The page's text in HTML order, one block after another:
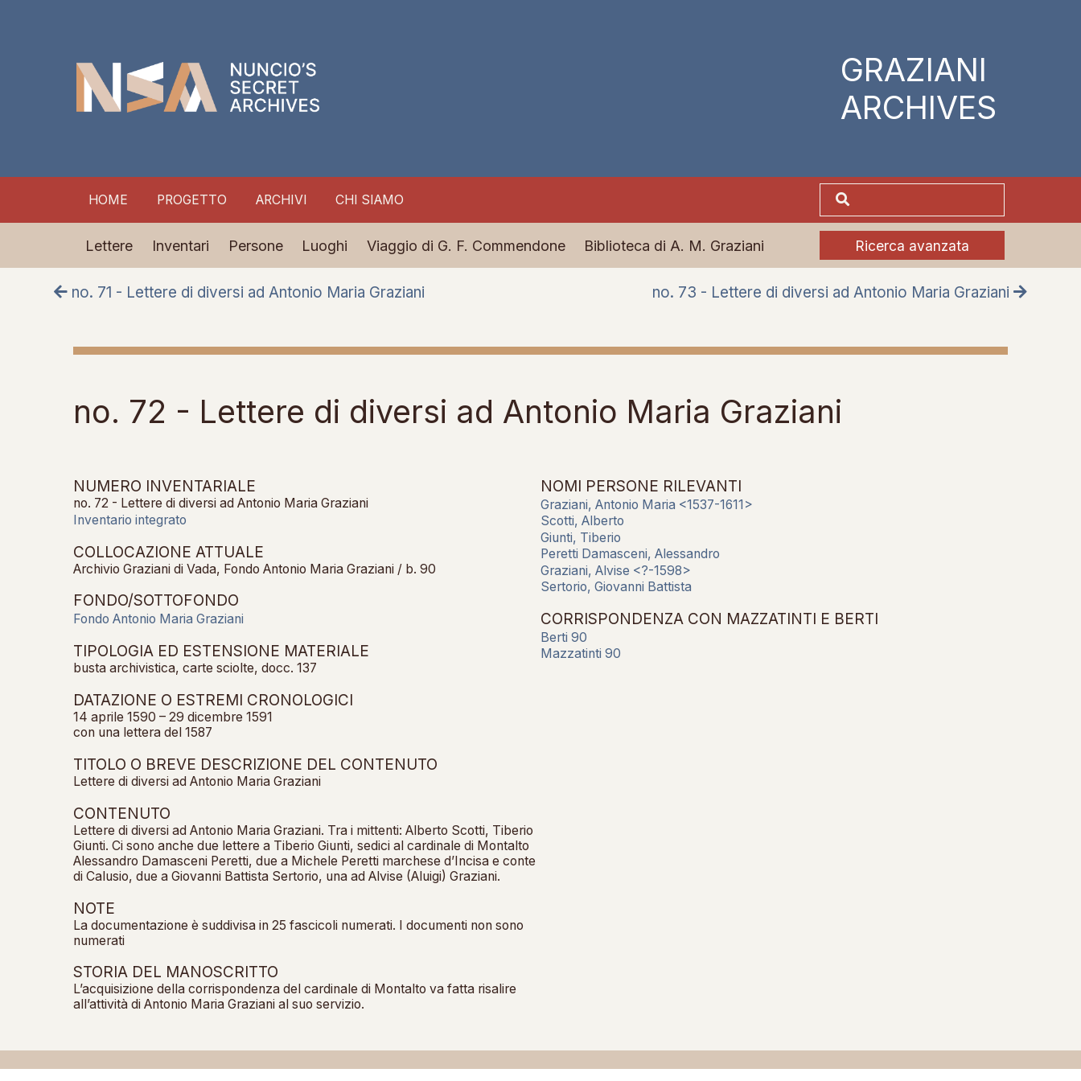
GRAZIANI
ARCHIVES
HOME PROGETTO ARCHIVI CHI SIAMO
Lettere Inventari Persone Luoghi Viaggio di G. F. Commendone Biblioteca di A. M. Graziani Ricerca avanzata
no. 71 - Lettere di diversi ad Antonio Maria Graziani no. 73 - Lettere di diversi ad Antonio Maria Graziani
no. 72 - Lettere di diversi ad Antonio Maria Graziani
NUMERO INVENTARIALE
no. 72 - Lettere di diversi ad Antonio Maria Graziani
Inventario integrato
COLLOCAZIONE ATTUALE
Archivio Graziani di Vada, Fondo Antonio Maria Graziani / b. 90
FONDO/SOTTOFONDO
Fondo Antonio Maria Graziani
TIPOLOGIA ED ESTENSIONE MATERIALE
busta archivistica, carte sciolte, docc. 137
DATAZIONE O ESTREMI CRONOLOGICI
14 aprile 1590 – 29 dicembre 1591
con una lettera del 1587
TITOLO O BREVE DESCRIZIONE DEL CONTENUTO
Lettere di diversi ad Antonio Maria Graziani
CONTENUTO
Lettere di diversi ad Antonio Maria Graziani. Tra i mittenti: Alberto Scotti, Tiberio
Giunti. Ci sono anche due lettere a Tiberio Giunti, sedici al cardinale di Montalto
Alessandro Damasceni Peretti, due a Michele Peretti marchese d’Incisa e conte
di Calusio, due a Giovanni Battista Sertorio, una ad Alvise (Aluigi) Graziani.
NOTE
La documentazione è suddivisa in 25 fascicoli numerati. I documenti non sono
numerati
STORIA DEL MANOSCRITTO
L’acquisizione della corrispondenza del cardinale di Montalto va fatta risalire
all’attività di Antonio Maria Graziani al suo servizio.
NOMI PERSONE RILEVANTI
Graziani, Antonio Maria <1537-1611>
Scotti, Alberto
Giunti, Tiberio
Peretti Damasceni, Alessandro
Graziani, Alvise <?-1598>
Sertorio, Giovanni Battista
CORRISPONDENZA CON MAZZATINTI E BERTI
Berti 90
Mazzatinti 90